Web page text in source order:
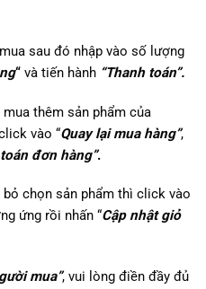
sau đó nhập vào số lượng
“ và tiến hành “Thanh toán”.
thêm sản phẩm của
vào “Quay lại mua hàng”,
đơn hàng”.
chọn sản phẩm thì click vào
ứng rồi nhấn “Cập nhật giỏ
mua”, vui lòng điền đầy đủ